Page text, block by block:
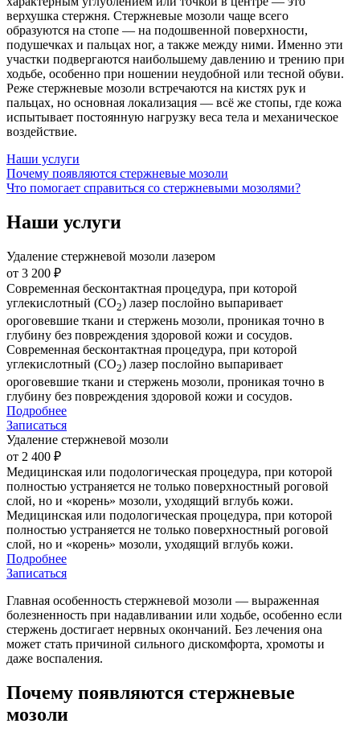
верхушка стержня. Стержневые мозоли чаще всего
образуются на стопе — на подошвенной поверхности,
подушечках и пальцах ног, а также между ними. Именно эти
участки подвергаются наибольшему давлению и трению при
ходьбе, особенно при ношении неудобной или тесной обуви.
Реже стержневые мозоли встречаются на кистях рук и
пальцах, но основная локализация — всё же стопы, где кожа
испытывает постоянную нагрузку веса тела и механическое
воздействие.
Наши услуги
Почему появляются стержневые мозоли
Что помогает справиться со стержневыми мозолями?
Наши услуги
Удаление стержневой мозоли лазером
от 3 200 ₽
Современная бесконтактная процедура, при которой
углекислотный (CO2) лазер послойно выпаривает
ороговевшие ткани и стержень мозоли, проникая точно в
глубину без повреждения здоровой кожи и сосудов.
Современная бесконтактная процедура, при которой
углекислотный (CO2) лазер послойно выпаривает
ороговевшие ткани и стержень мозоли, проникая точно в
глубину без повреждения здоровой кожи и сосудов.
Подробнее
Записаться
Удаление стержневой мозоли
от 2 400 ₽
Медицинская или подологическая процедура, при которой
полностью устраняется не только поверхностный роговой
слой, но и «корень» мозоли, уходящий вглубь кожи.
Медицинская или подологическая процедура, при которой
полностью устраняется не только поверхностный роговой
слой, но и «корень» мозоли, уходящий вглубь кожи.
Подробнее
Записаться
Главная особенность стержневой мозоли — выраженная
болезненность при надавливании или ходьбе, особенно если
стержень достигает нервных окончаний. Без лечения она
может стать причиной сильного дискомфорта, хромоты и
даже воспаления.
Почему появляются стержневые
мозоли